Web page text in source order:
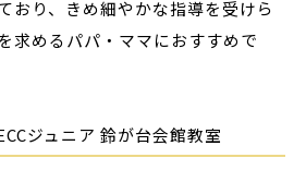
おり、きめ細やかな指導を受けら
求めるパパ・ママにおすすめで
ジュニア 鈴が台会館教室